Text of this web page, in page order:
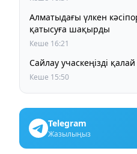
Алматыдағы үлкен
қатысуға шақырды
Кеше 16:21
Сайлау учаскеңізді
Кеше 15:50
Telegram
Жазылыңыз